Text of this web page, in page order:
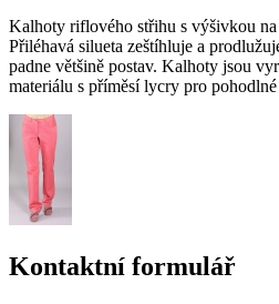
Kalhoty riflového střihu s výšivkou na
Přiléhavá silueta zeštíhluje a
padne většině postav. Kalhoty jsou
materiálu s příměsí lycry pro pohodlné
Kontaktní formulář